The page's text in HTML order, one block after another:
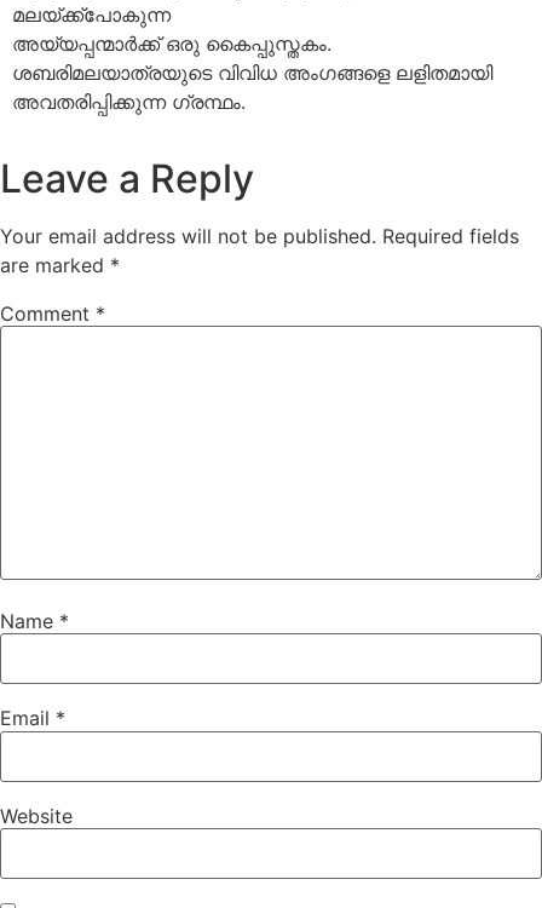
മലയ്ക്ക്‌പോകുന്ന
അയ്യപ്പന്മാര്‍ക്ക് ഒരു കൈപ്പുസ്തകം.
ശബരിമലയാത്രയുടെ വിവിധ അംഗങ്ങളെ ലളിതമായി
അവതരിപ്പിക്കുന്ന ഗ്രന്ഥം.
Leave a Reply
Your email address will not be published. Required fields
are marked *
Comment *
Name *
Email *
Website